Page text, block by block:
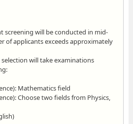
screening will be conducted in mid-
of applicants exceeds approximately
will take examinations
Mathematics field
Choose two fields from Physics,